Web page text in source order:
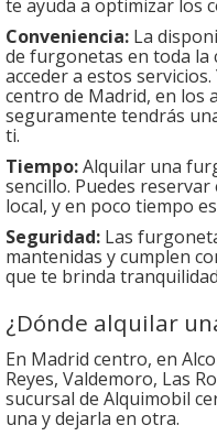
te ayuda a optimizar los
Conveniencia: La
de furgonetas en toda la
acceder a estos
centro de Madrid, en los
seguramente tendrás
ti.
Tiempo:Alquilar una
sencillo. Puedes
local, y en poco tiempo
Seguridad: Las
mantenidas y cumplen
que te brinda
¿Dónde alquilar
En Madrid centro, en
Reyes, Valdemoro, Las
sucursal de Alquimobil
una y dejarla en otra.